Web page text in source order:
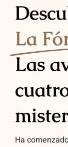
La
Las
Ha